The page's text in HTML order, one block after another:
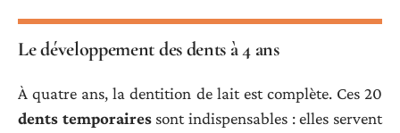
Le développement des dents à 4 ans
À quatre ans, la dentition de lait est complète. Ces 20
dents temporairessont indispensables : elles servent